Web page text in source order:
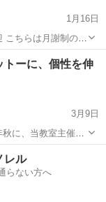
1月16日
トーに、個性を伸
3月9日
催しています。 生
レル
らない方へ